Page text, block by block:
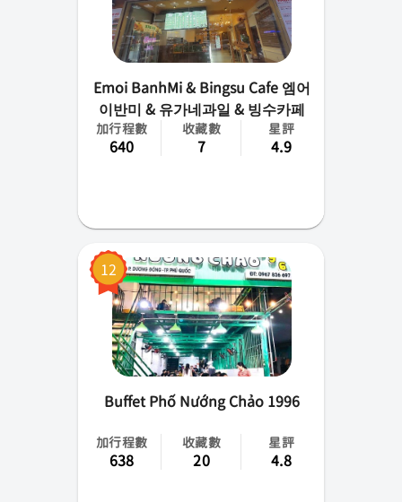
Emoi BanhMi & Bingsu Cafe 엠어
이반미 & 유가네과일 & 빙수카페
加行程數
640
收藏數
7
星評
4.9
12
Buffet Phố Nướng Chảo 1996
加行程數
638
收藏數
20
星評
4.8